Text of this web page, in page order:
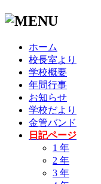
ホーム
校長室より
学校概要
年間行事
お知らせ
学校だより
金管バンド
日記ページ
1 年
2 年
3 年